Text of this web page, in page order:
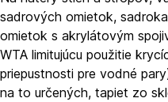
sadrových omietok,
omietok s akrylátovým
WTA limitujúcu použitie
priepustnosti pre vodné
na to určených, tapiet zo